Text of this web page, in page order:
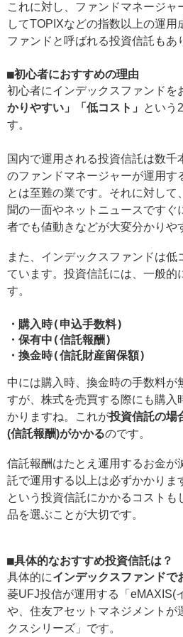
これに対し、ファンドマネージャ
してTOPIXなどの指数以上の運
ファンドと呼ばれる投資信託もあ
■初心者におすすめの理由
初心者にインデックスファンドを
かりやすい」「低コスト」
という
す。
国内で運用される投資信託は数千
のファンドマネージャーが運用す
とは至難の業です。それに対して
聞の一面やネットニュースですぐ
者でも値動きなどが大変分かりや
また、インデックスファンドは低
ています。投資信託には、一般的
す。
・購入時(申込手数料)
・保有中(信託報酬)
・換金時(信託財産留保額)
中には購入時、換金時の手数料が
すが、株式を売買する際にも購入
かりますね。これが投資信託の場
(信託報酬)がかかるのです。
信託報酬はたとえ運用するお金が
託で運用する以上は必ずかかりま
という投資信託にかかるコストも
品を選ぶことが大切です。
■具体的なおすすめ投資信託は？
具体的にインデックスファンドで
菱UFJ投信が運用する「eMAXIS(
や、住友アセットマネジメントが
クスシリーズ」です。